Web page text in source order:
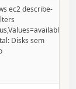
ec2 describe-
Disks sem